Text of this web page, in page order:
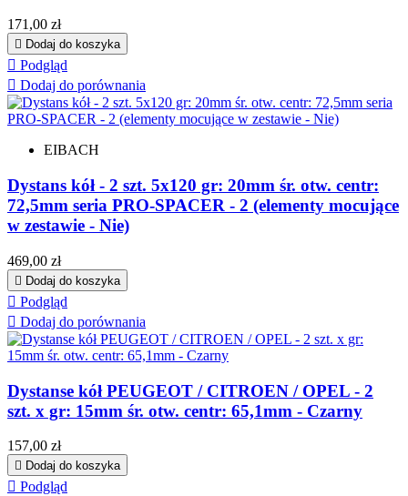
Cena
171,00 zł
 Dodaj do koszyka
 Podgląd
 Dodaj do porównania
EIBACH
Dystans kół - 2 szt. 5x120 gr: 20mm śr. otw. centr:
72,5mm seria PRO-SPACER - 2 (elementy mocujące
w zestawie - Nie)
Cena
469,00 zł
 Dodaj do koszyka
 Podgląd
 Dodaj do porównania
Dystanse kół PEUGEOT / CITROEN / OPEL - 2
szt. x gr: 15mm śr. otw. centr: 65,1mm - Czarny
Cena
157,00 zł
 Dodaj do koszyka
 Podgląd